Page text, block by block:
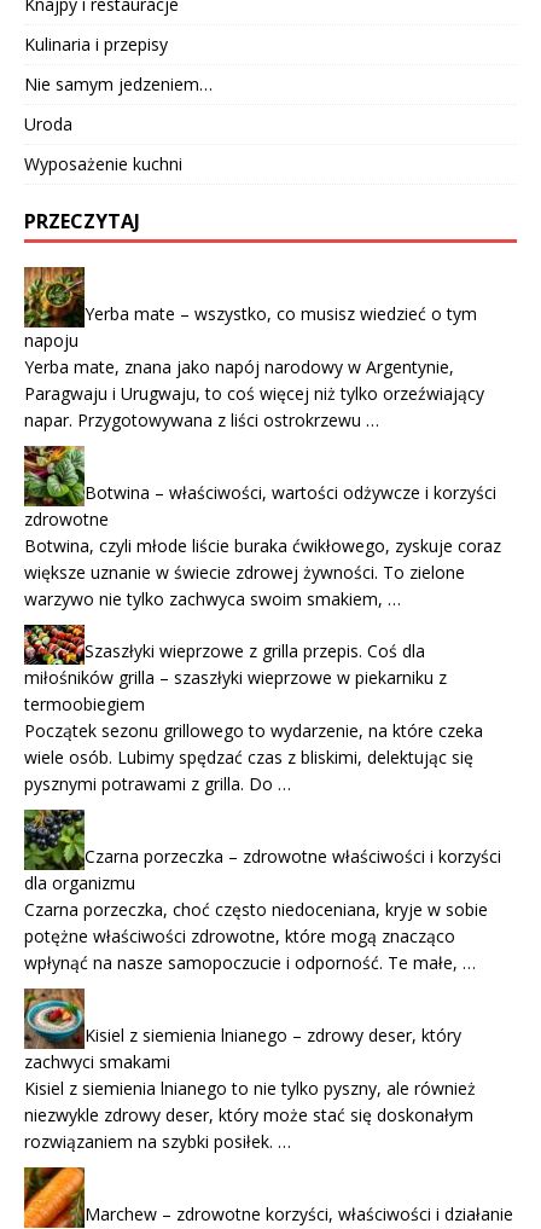
Kulinaria i przepisy
Nie samym jedzeniem…
Uroda
Wyposażenie kuchni
PRZECZYTAJ
Yerba mate – wszystko, co musisz wiedzieć o tym
napoju
Yerba mate, znana jako napój narodowy w Argentynie,
Paragwaju i Urugwaju, to coś więcej niż tylko orzeźwiający
napar. Przygotowywana z liści ostrokrzewu …
Botwina – właściwości, wartości odżywcze i korzyści
zdrowotne
Botwina, czyli młode liście buraka ćwikłowego, zyskuje coraz
większe uznanie w świecie zdrowej żywności. To zielone
warzywo nie tylko zachwyca swoim smakiem, …
Szaszłyki wieprzowe z grilla przepis. Coś dla
miłośników grilla – szaszłyki wieprzowe w piekarniku z
termoobiegiem
Początek sezonu grillowego to wydarzenie, na które czeka
wiele osób. Lubimy spędzać czas z bliskimi, delektując się
pysznymi potrawami z grilla. Do …
Czarna porzeczka – zdrowotne właściwości i korzyści
dla organizmu
Czarna porzeczka, choć często niedoceniana, kryje w sobie
potężne właściwości zdrowotne, które mogą znacząco
wpłynąć na nasze samopoczucie i odporność. Te małe, …
Kisiel z siemienia lnianego – zdrowy deser, który
zachwyci smakami
Kisiel z siemienia lnianego to nie tylko pyszny, ale również
niezwykle zdrowy deser, który może stać się doskonałym
rozwiązaniem na szybki posiłek. …
Marchew – zdrowotne korzyści, właściwości i działanie